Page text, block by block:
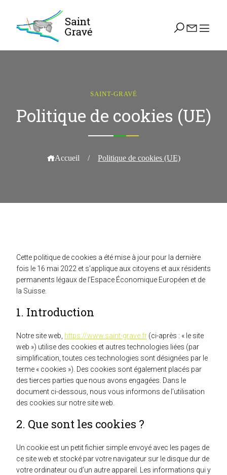
SAINT-GRAVÉ
Politique de cookies (UE)
Accueil / Politique de cookies (UE)
Cette politique de cookies a été mise à jour pour la dernière
fois le 16 mai 2022 et s’applique aux citoyens et aux résidents
permanents légaux de l’Espace Économique Européen et de
la Suisse.
1. Introduction
Notre site web, https://www.saint-grave.fr (ci-après : « le site
web ») utilise des cookies et autres technologies liées (par
simplification, toutes ces technologies sont désignées par le
terme « cookies »). Des cookies sont également placés par
des tierces parties que nous avons engagées. Dans le
document ci-dessous, nous vous informons de l’utilisation
des cookies sur notre site web.
2. Que sont les cookies ?
Un cookie est un petit fichier simple envoyé avec les pages de
ce site web et stocké par votre navigateur sur le disque dur de
votre ordinateur ou d’un autre appareil. Les informations qui y